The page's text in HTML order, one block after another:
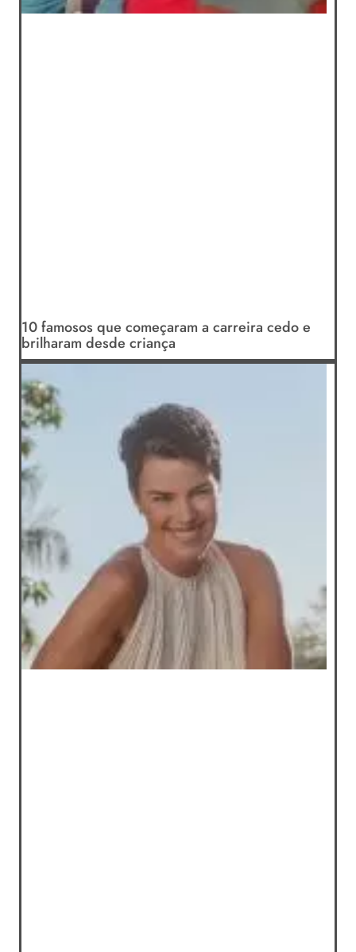
10 famosos que começaram a carreira cedo e
brilharam desde criança